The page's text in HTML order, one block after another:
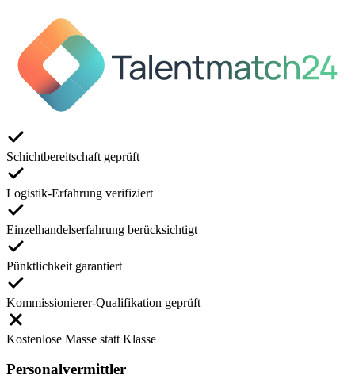
Schichtbereitschaft geprüft
Logistik-Erfahrung verifiziert
Einzelhandelserfahrung berücksichtigt
Pünktlichkeit garantiert
Kommissionierer-Qualifikation geprüft
Kostenlose Masse statt Klasse
Personalvermittler